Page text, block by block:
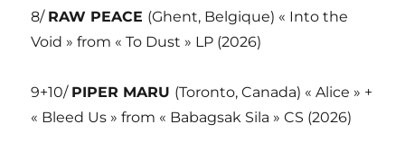
8/ RAW PEACE (Ghent, Belgique) « Into the
Void » from « To Dust » LP (2026)
9+10/ PIPER MARU (Toronto, Canada) « Alice » +
« Bleed Us » from « Babagsak Sila » CS (2026)